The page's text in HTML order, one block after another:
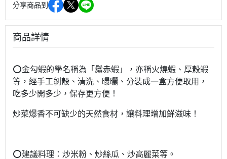
分享商品到
商品詳情
⭕️金勾蝦的學名稱為「鬚赤蝦」，亦稱火燒蝦、厚殼蝦
等，經手工剝殼、清洗、曝曬、分裝成一盒方便取用，
吃多少開多少，保存更方便！
炒菜爆香不可缺少的天然食材，讓料理增加鮮滋味！
⭕️建議料理：炒米粉、炒絲瓜、炒高麗菜等。